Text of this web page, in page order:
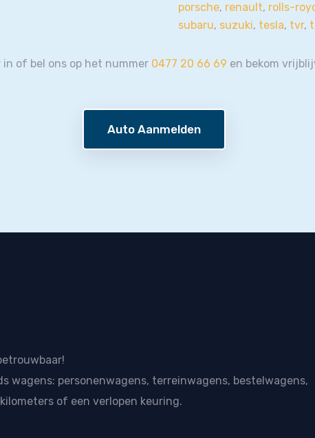
porsche, renault, rolls-
subaru, suzuki, tesla, tvr,
of bel ons op het nummer 0477 20 66 69 en bekom
Auto Aanmelden
wagens: personenwagens, terreinwagens, bestelwagens,
of een verlopen keuring.